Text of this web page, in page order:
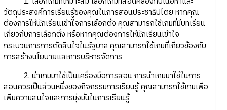
วัตถุประสงค์การเรียนรู้ของคุณในการสอนประชาธิปไตย หากคุณ
ต้องการให้นักเรียนเข้าใจการเลือกตั้ง คุณสามารถใช้เกมที่มีบทเรียน
เกี่ยวกับการเลือกตั้ง หรือหากคุณต้องการให้นักเรียนเข้าใจ
กระบวนการการตัดสินใจในรัฐบาล คุณสามารถใช้เกมที่เกี่ยวข้องกับ
การสร้างนโยบายและการบริหารจัดการ
2. นำเกมมาใช้เป็นเครื่องมือการสอน การนำเกมมาใช้ในการ
สอนควรเป็นส่วนหนึ่งของกิจกรรมการเรียนรู้ คุณสามารถใช้เกมเพื่อ
เพิ่มความสนใจและการมุ่งมั่นในการเรียนรู้